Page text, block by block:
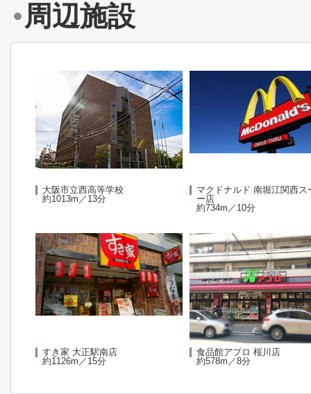
周辺施設
大阪市立西高等学校
約1013m／13分
マクドナルド 南堀江関西ス
ー店
約734m／10分
すき家 大正駅南店
約1126m／15分
食品館アプロ 桜川店
約578m／8分